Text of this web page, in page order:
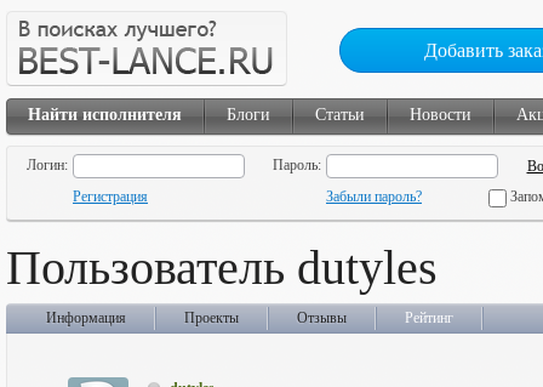
Добавить
Найти исполнителя Блоги Статьи Новости
Логин:
Пароль:
Регистрация
Забыли пароль?
Пользователь dutyles
Информация Проекты Отзывы Рейтинг